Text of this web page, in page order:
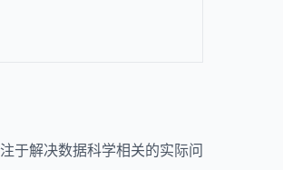
于解决数据科学相关的实际问